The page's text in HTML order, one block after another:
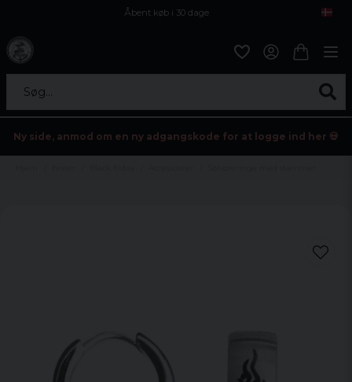
Åbent køb i 30 dage
Søg...
Ny side, anmod om en ny adgangskode for at logge ind her 💀